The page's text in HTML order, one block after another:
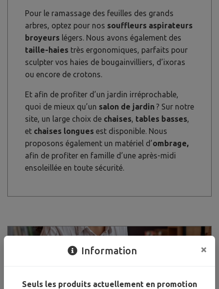
Pour le ramassage des feuilles des grands
arbres, optez pour nos souffleurs aspirateurs
broyeurs légers. Nous avons également des
taille-haies très ergonomiques, parfaits pour
sculpter vos haies de bougainvilliers, d’ixoras
ou encore de crotons.
Et afin de profiter d’un jardin irréprochable,
quoi de mieux qu’un salon de jardin ? Sur notre
site, un large choix de chaises, tables basses,
et chaises longues est disponible. Nous
proposons également un matériel d’ombrage,
afin de profiter en famille d’une après-midi
ensoleillée en toute sécurité.
Information ×
Seuls les produits actuellement en promotion